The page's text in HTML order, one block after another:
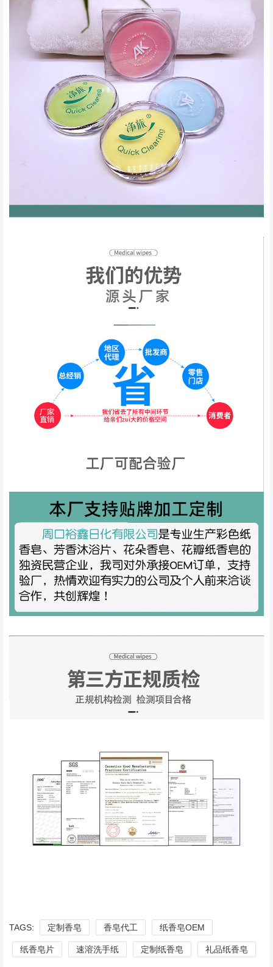
TAGS: 定制香皂 香皂代工 纸香皂OEM
纸香皂片 速溶洗手纸 定制纸香皂 礼品纸香皂